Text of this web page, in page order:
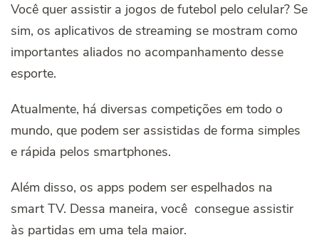
Você quer assistir a jogos de futebol pelo celular? Se
sim, os aplicativos de streaming se mostram como
importantes aliados no acompanhamento desse
esporte.
Atualmente, há diversas competições em todo o
mundo, que podem ser assistidas de forma simples
e rápida pelos smartphones.
Além disso, os apps podem ser espelhados na
smart TV. Dessa maneira, você consegue assistir
às partidas em uma tela maior.